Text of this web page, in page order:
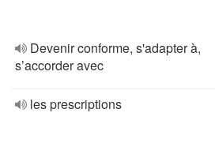
Devenir conforme, s'adapter à,
s’accorder avec
les prescriptions